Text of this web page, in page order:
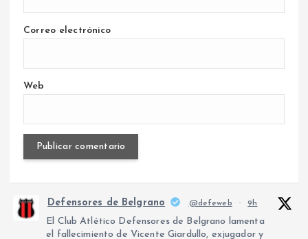
Correo electrónico
Web
Defensores de Belgrano @defeweb · 9h
El Club Atlético Defensores de Belgrano lamenta
el fallecimiento de Vicente Giardullo, exjugador y